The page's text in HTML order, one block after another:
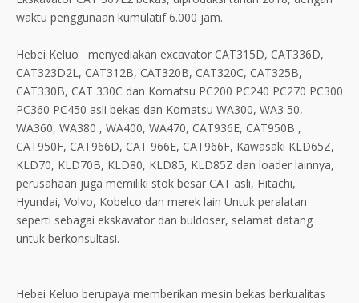
waktu penggunaan kumulatif 6.000 jam.
Hebei Keluo menyediakan excavator CAT315D, CAT336D,
CAT323D2L, CAT312B, CAT320B, CAT320C, CAT325B,
CAT330B, CAT 330C dan Komatsu PC200 PC240 PC270 PC300
PC360 PC450 asli bekas dan Komatsu WA300, WA3 50,
WA360, WA380 , WA400, WA470, CAT936E, CAT950B ,
CAT950F, CAT966D, CAT 966E, CAT966F, Kawasaki KLD65Z,
KLD70, KLD70B, KLD80, KLD85, KLD85Z dan loader lainnya,
perusahaan juga memiliki stok besar CAT asli, Hitachi,
Hyundai, Volvo, Kobelco dan merek lain Untuk peralatan
seperti sebagai ekskavator dan buldoser, selamat datang
untuk berkonsultasi.
Hebei Keluo berupaya memberikan mesin bekas berkualitas